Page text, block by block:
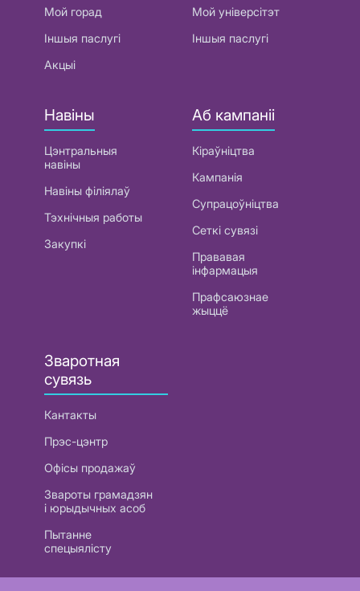
Мой горад
Іншыя паслугі
Акцыі
Мой універсітэт
Іншыя паслугі
Навіны
Цэнтральныя
навіны
Навіны філіялаў
Тэхнічныя работы
Закупкі
Аб кампаніі
Кіраўніцтва
Кампанія
Супрацоўніцтва
Сеткі сувязі
Прававая
інфармацыя
Прафсаюзнае
жыццё
Зваротная
сувязь
Кантакты
Прэс-цэнтр
Офісы продажаў
Звароты грамадзян
і юрыдычных асоб
Пытанне
спецыялісту